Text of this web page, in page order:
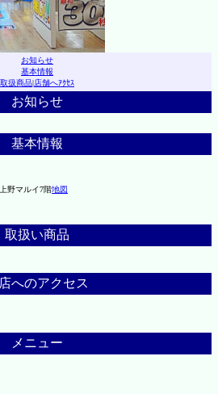
お知らせ
基本情報
取扱商品|店舗へｱｸｾｽ
お知らせ
基本情報
野マルイ7階地図
取扱い商品
へのアクセス
メニュー